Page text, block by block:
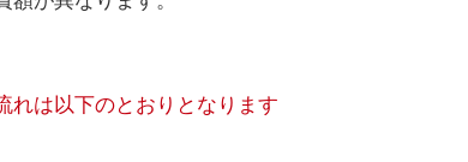
れは以下のとおりとなります